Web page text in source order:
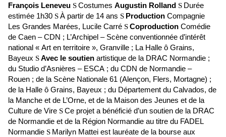
François Leneveu SCostumes Augustin Rolland S Durée
estimée 1h30 SÀ partir de 14 ans S Production Compagnie
Les Grandes Marées, Lucile Carré SCoproduction Comédie
de Caen – CDN ; L’Archipel – Scène conventionnée d’intérêt
national « Art en territoire », Granville ; La Halle ô Grains,
Bayeux SAvec le soutien artistique de la DRAC Normandie ;
du Studio d’Asnières – ESCA ; du CDN de Normandie –
Rouen ; de la Scène Nationale 61 (Alençon, Flers, Mortagne) ;
de la Halle ô Grains, Bayeux ; du Département du Calvados, de
la Manche et de L’Orne, et de la Maison des Jeunes et de la
Culture de Vire SCe projet a bénéficié d’un soutien de la DRAC
de Normandie et de la Région Normandie au titre du FADEL
Normandie S Marilyn Mattei est lauréate de la bourse aux